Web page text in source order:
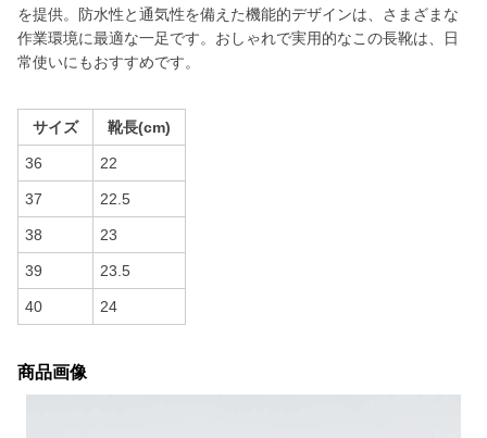
を提供。防水性と通気性を備えた機能的デザインは、さまざまな
作業環境に最適な一足です。おしゃれで実用的なこの長靴は、日
常使いにもおすすめです。
サイズ 靴長(cm)
36 22
37 22.5
38 23
39 23.5
40 24
商品画像